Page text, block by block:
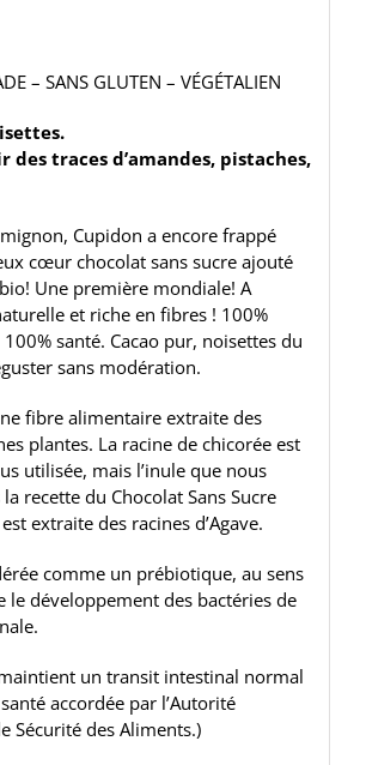
– SANS GLUTEN – VÉGÉTALIEN
des traces d’amandes, pistaches,
Cupidon a encore frappé
cœur chocolat sans sucre ajouté
Une première mondiale! A
et riche en fibres ! 100%
santé. Cacao pur, noisettes du
sans modération.
fibre alimentaire extraite des
plantes. La racine de chicorée est
utilisée, mais l’inule que nous
recette du Chocolat Sans Sucre
extraite des racines d’Agave.
comme un prébiotique, au sens
le développement des bactéries de
un transit intestinal normal
accordée par l’Autorité
Sécurité des Aliments.)